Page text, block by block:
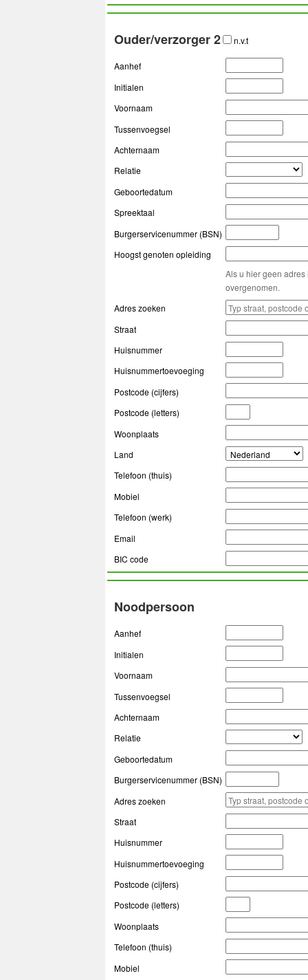
Ouder/verzorger 2 n.v.t
Aanhef
Initialen
Voornaam
Tussenvoegsel
Achternaam
Relatie
Geboortedatum
Spreektaal
Burgerservicenummer (BSN)
Hoogst genoten opleiding
Als u hier geen
overgenomen.
Adres zoeken
Straat
Huisnummer
Huisnummertoevoeging
Postcode (cijfers)
Postcode (letters)
Woonplaats
Land
Telefoon (thuis)
Mobiel
Telefoon (werk)
Email
BIC code
Noodpersoon
Aanhef
Initialen
Voornaam
Tussenvoegsel
Achternaam
Relatie
Geboortedatum
Burgerservicenummer (BSN)
Adres zoeken
Straat
Huisnummer
Huisnummertoevoeging
Postcode (cijfers)
Postcode (letters)
Woonplaats
Telefoon (thuis)
Mobiel